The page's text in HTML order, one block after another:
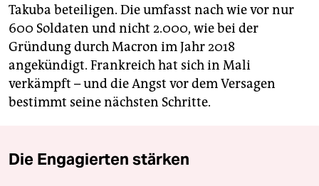
Takuba beteiligen. Die umfasst nach wie vor nur
600 Soldaten und nicht 2.000, wie bei der
Gründung durch Macron im Jahr 2018
angekündigt. Frankreich hat sich in Mali
verkämpft – und die Angst vor dem Versagen
bestimmt seine nächsten Schritte.
Die Engagierten stärken